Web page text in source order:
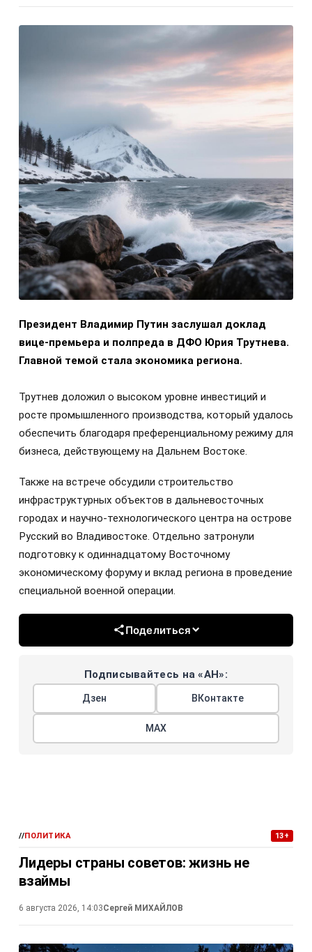
Президент Владимир Путин заслушал доклад
вице-премьера и полпреда в ДФО Юрия Трутнева.
Главной темой стала экономика региона.
Трутнев доложил о высоком уровне инвестиций и
росте промышленного производства, который удалось
обеспечить благодаря преференциальному режиму для
бизнеса, действующему на Дальнем Востоке.
Также на встрече обсудили строительство
инфраструктурных объектов в дальневосточных
городах и научно-технологического центра на острове
Русский во Владивостоке. Отдельно затронули
подготовку к одиннадцатому Восточному
экономическому форуму и вклад региона в проведение
специальной военной операции.
Поделиться
Подписывайтесь на «АН»:
Дзен ВКонтакте
МАХ
//ПОЛИТИКА 13+
Лидеры страны советов: жизнь не
взаймы
6 августа 2026, 14:03Сергей МИХАЙЛОВ